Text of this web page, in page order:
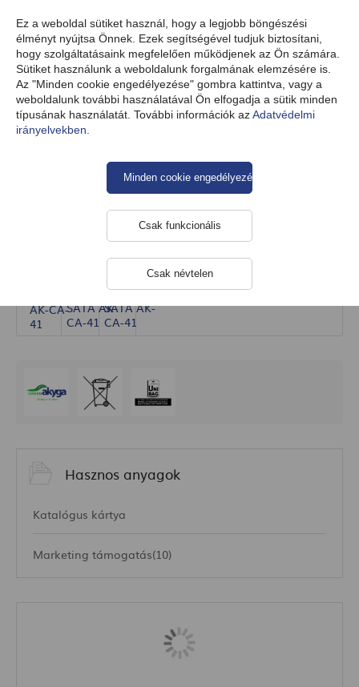
Ez a weboldal sütiket használ, hogy a legjobb böngészési
élményt nyújtsa Önnek. Ezek segítségével tudjuk biztosítani,
hogy szolgáltatásaink megfelelően működjenek az Ön számára.
Sütiket használunk a weboldalunk forgalmának elemzésére is.
Az "Minden cookie engedélyezése" gombra kattintva, vagy a
weboldalunk további használatával Ön elfogadja a sütik minden
típusának használatát. További információk azAdatvédelmi
irányelvekben.
Csak névtelen
Csak funkcionális
Minden cookie engedélyezése
HU
Termékek Kábelek Belső kábelek
Adapter SATA / 3x SATA AK-CA-41
Hasznos anyagok
Katalógus kártya
Marketing támogatás(10)